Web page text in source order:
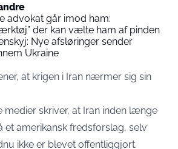
advokat går imod ham:
der kan vælte ham af pinden
Nye afsløringer sender
Ukraine
at krigen i Iran nærmer sig sin
medier skriver, at Iran inden længe
et amerikansk fredsforslag, selv
ikke er blevet offentliggjort.